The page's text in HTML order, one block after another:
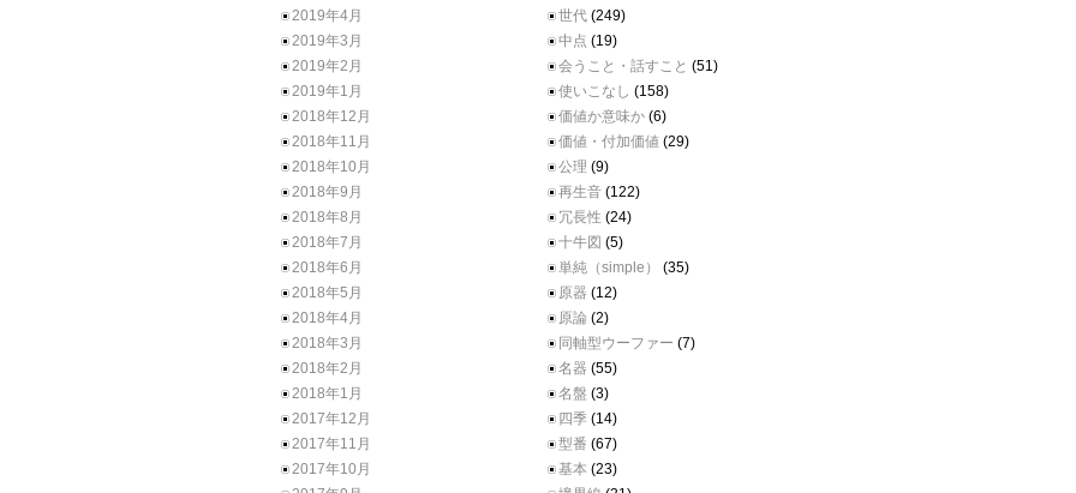
2019年4月
2019年3月
2019年2月
2019年1月
2018年12月
2018年11月
2018年10月
2018年9月
2018年8月
2018年7月
2018年6月
2018年5月
2018年4月
2018年3月
2018年2月
2018年1月
2017年12月
2017年11月
2017年10月
世代 (249)
中点 (19)
会うこと・話すこと (51)
使いこなし (158)
価値か意味か (6)
価値・付加価値 (29)
公理 (9)
再生音 (122)
冗長性 (24)
十牛図 (5)
単純（simple）
(35)
原器 (12)
原論 (2)
同軸型ウーファー (7)
名器 (55)
名盤 (3)
四季 (14)
型番 (67)
基本 (23)